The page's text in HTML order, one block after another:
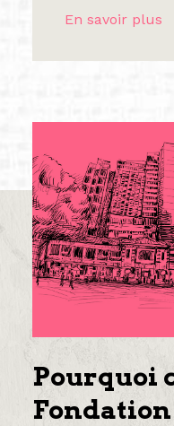
En savoir plus
Pourquoi